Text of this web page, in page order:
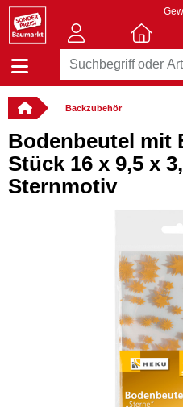
Backzubehör
Bodenbeutel mit
Stück 16 x 9,5 x
Sternmotiv